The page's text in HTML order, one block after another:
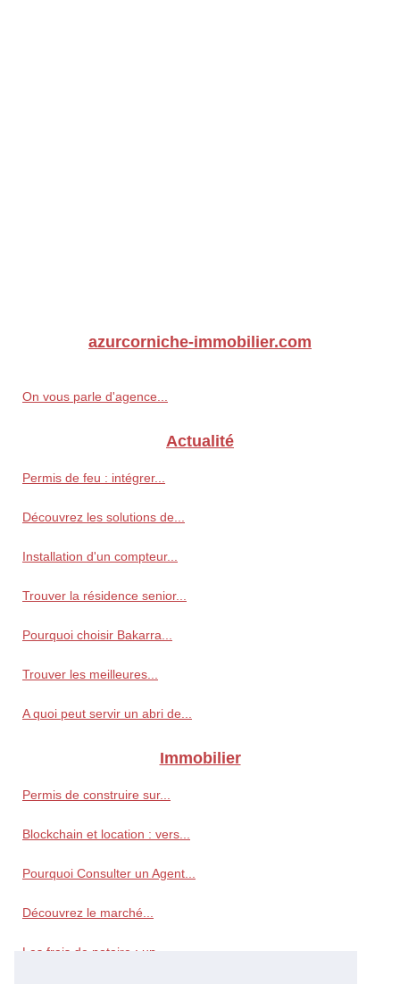
azurcorniche-immobilier.com
On vous parle d'agence...
Actualité
Permis de feu : intégrer...
Découvrez les solutions de...
Installation d'un compteur...
Trouver la résidence senior...
Pourquoi choisir Bakarra...
Trouver les meilleures...
A quoi peut servir un abri de...
Immobilier
Permis de construire sur...
Blockchain et location : vers...
Pourquoi Consulter un Agent...
Découvrez le marché...
Les frais de notaire : un...